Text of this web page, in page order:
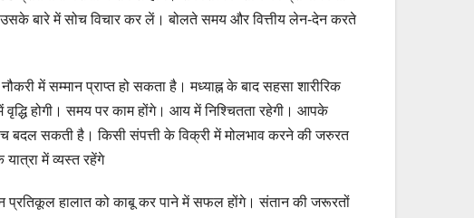
बारे में सोच विचार कर लें। बोलते समय और वित्तीय लेन-देन करते
में सम्मान प्राप्त हो सकता है। मध्याह्न के बाद सहसा शारीरिक
वृद्धि होगी। समय पर काम होंगे। आय में निश्चितता रहेगी। आपके
सकती है। किसी संपत्ती के विक्री में मोलभाव करने की जरुरत
में व्यस्त रहेंगे
प्रतिकूल हालात को काबू कर पाने में सफल होंगे। संतान की जरूरतों